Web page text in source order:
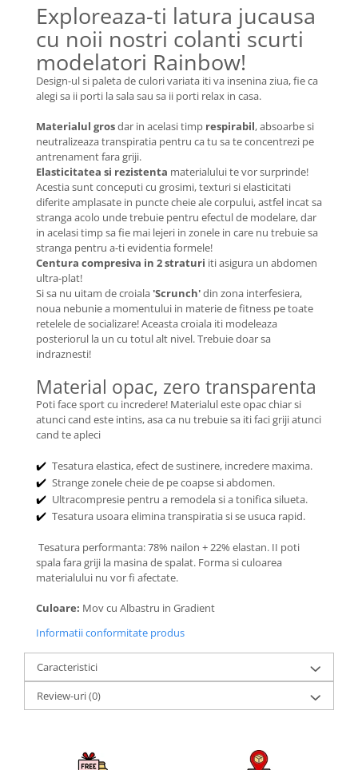
Exploreaza-ti latura jucausa
cu noii nostri colanti scurti
modelatori Rainbow!
Design-ul si paleta de culori variata iti va insenina ziua, fie ca
alegi sa ii porti la sala sau sa ii porti relax in casa.
Materialul grosdar in acelasi timp respirabil, absoarbe si
neutralizeaza transpiratia pentru ca tu sa te concentrezi pe
antrenament fara griji.
Elasticitatea si rezistenta materialului te vor surprinde!
Acestia sunt conceputi cu grosimi, texturi si elasticitati
diferite amplasate in puncte cheie ale corpului, astfel incat sa
stranga acolo unde trebuie pentru efectul de modelare, dar
in acelasi timp sa fie mai lejeri in zonele in care nu trebuie sa
stranga pentru a-ti evidentia formele!
Centura compresiva in 2 straturi iti asigura un abdomen
ultra-plat!
Si sa nu uitam de croiala 'Scrunch'din zona interfesiera,
noua nebunie a momentului in materie de fitness pe toate
retelele de socializare! Aceasta croiala iti modeleaza
posteriorul la un cu totul alt nivel. Trebuie doar sa
indraznesti!
Material opac, zero transparenta
Poti face sport cu incredere! Materialul este opac chiar si
atunci cand este intins, asa ca nu trebuie sa iti faci griji atunci
cand te apleci
✔️ Tesatura elastica, efect de sustinere, incredere maxima.
✔️ Strange zonele cheie de pe coapse si abdomen.
✔️ Ultracompresie pentru a remodela si a tonifica silueta.
✔️ Tesatura usoara elimina transpiratia si se usuca rapid.
Tesatura performanta: 78% nailon + 22% elastan. II poti
spala fara griji la masina de spalat. Forma si culoarea
materialului nu vor fi afectate.
Culoare: Mov cu Albastru in Gradient
Informatii conformitate produs
Caracteristici
Review-uri(0)